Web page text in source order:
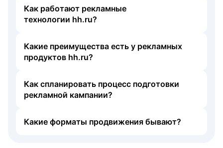
Как работают рекламные
технологии hh.ru?
Какие преимущества есть у рекламных
продуктов hh.ru?
Как спланировать процесс подготовки
рекламной кампании?
Какие форматы продвижения бывают?